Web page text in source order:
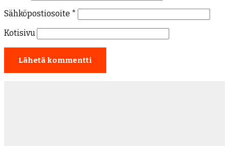
Sähköpostiosoite *
Kotisivu